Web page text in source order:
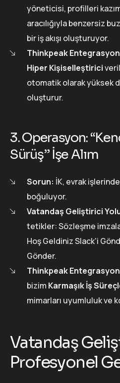
yöneticisi, profilleri
aracılığıyla benzersiz
bir iş akışı oluşturuyor.
Thinkpeak
Hiper Kişiselleştirici
otomatik olarak yüksek
oluşturur.
3. Operasyon:
Sürüş” İşe Alım
Sorun: İK, evrak
boğuluyor.
Vatandaş Geliştirici
tetikler: Sözleşme
Hoş Geldiniz Slack'i
Gönder.
Thinkpeak
bizim Karmaşık İş
mimarları uyumluluk ve
Vatandaş
Profesyonel